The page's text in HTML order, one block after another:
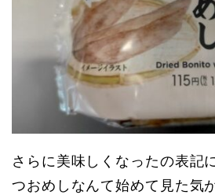
さらに美味しくなったの表記
つおめしなんて始めて見た気